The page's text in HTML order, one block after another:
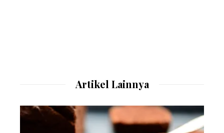
Artikel Lainnya